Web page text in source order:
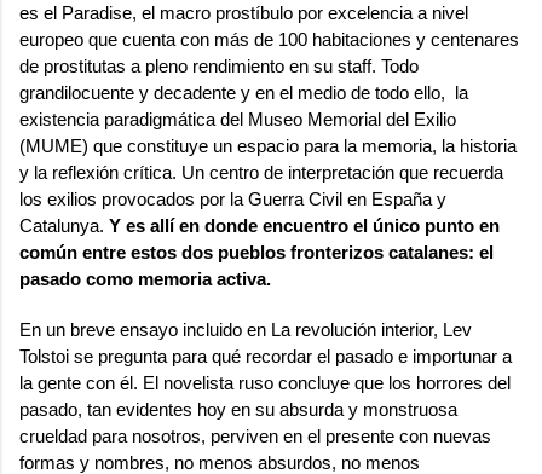
es el Paradise, el macro prostíbulo por excelencia a nivel
europeo que cuenta con más de 100 habitaciones y centenares
de prostitutas a pleno rendimiento en su staff. Todo
grandilocuente y decadente y en el medio de todo ello, la
existencia paradigmática del Museo Memorial del Exilio
(MUME) que constituye un espacio para la memoria, la historia
y la reflexión crítica. Un centro de interpretación que recuerda
los exilios provocados por la Guerra Civil en España y
Catalunya. Y es allí en donde encuentro el único punto en
común entre estos dos pueblos fronterizos catalanes: el
pasado como memoria activa.
En un breve ensayo incluido en La revolución interior, Lev
Tolstoi se pregunta para qué recordar el pasado e importunar a
la gente con él. El novelista ruso concluye que los horrores del
pasado, tan evidentes hoy en su absurda y monstruosa
crueldad para nosotros, perviven en el presente con nuevas
formas y nombres, no menos absurdos, no menos